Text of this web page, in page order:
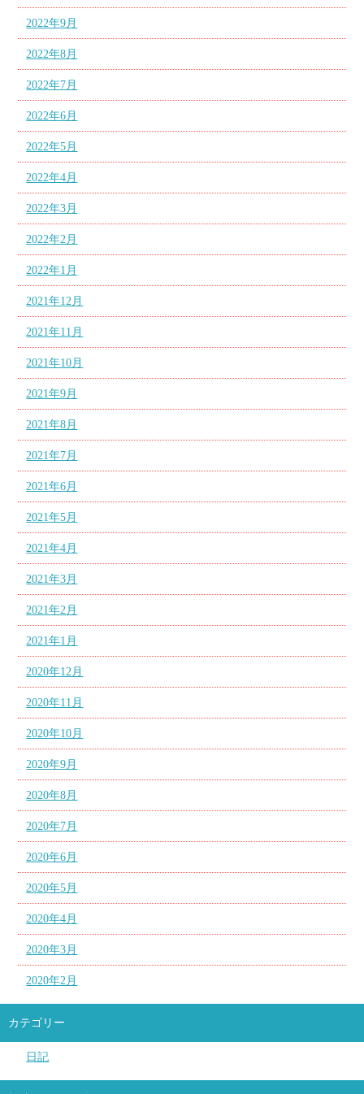
2022年9月
2022年8月
2022年7月
2022年6月
2022年5月
2022年4月
2022年3月
2022年2月
2022年1月
2021年12月
2021年11月
2021年10月
2021年9月
2021年8月
2021年7月
2021年6月
2021年5月
2021年4月
2021年3月
2021年2月
2021年1月
2020年12月
2020年11月
2020年10月
2020年9月
2020年8月
2020年7月
2020年6月
2020年5月
2020年4月
2020年3月
2020年2月
カテゴリー
日記